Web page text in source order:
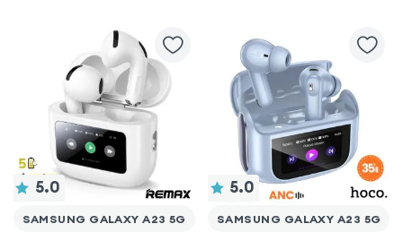
5.0
SAMSUNG GALAXY A23 5G
5.0
SAMSUNG GALAXY A23 5G